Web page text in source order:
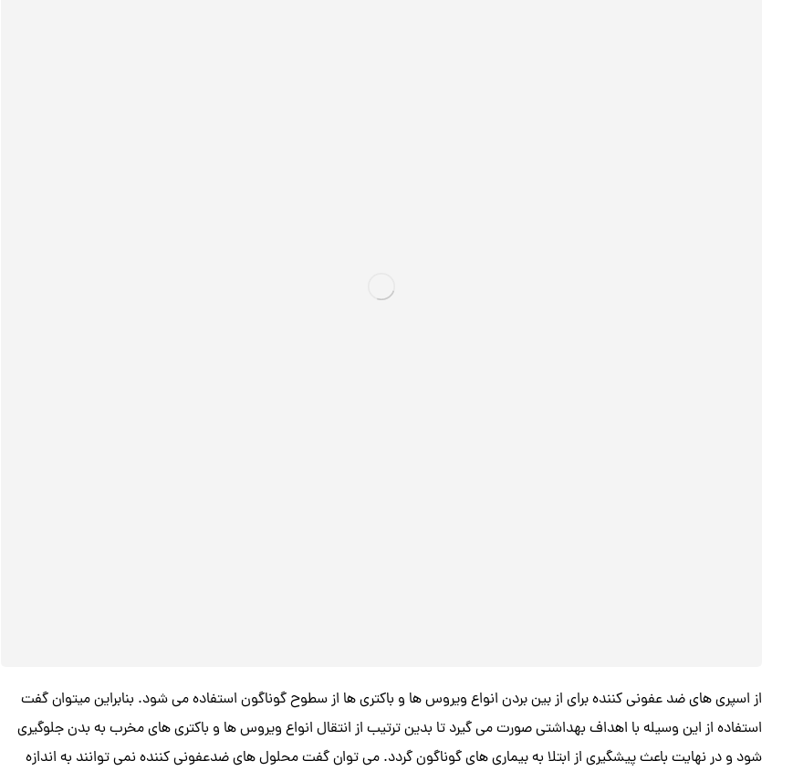
از اسپری های ضد عفونی کننده برای از بین بردن انواع ویروس ها و باکتری ها از سطوح گوناگون استفاده می شود. بنابراین میتوان گفت
استفاده از این وسیله با اهداف بهداشتی صورت می گیرد تا بدین ترتیب از انتقال انواع ویروس ها و باکتری های مخرب به بدن جلوگیری
شود و در نهایت باعث پیشگیری از ابتلا به بیماری های گوناگون گردد. می توان گفت محلول های ضدعفونی کننده نمی توانند به اندازه